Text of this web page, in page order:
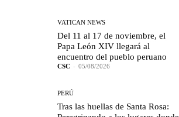
VATICAN NEWS
Del 11 al 17 de noviembre, el
Papa León XIV llegará al
encuentro del pueblo peruano
CSC - 05/08/2026
PERÚ
Tras las huellas de Santa Rosa: